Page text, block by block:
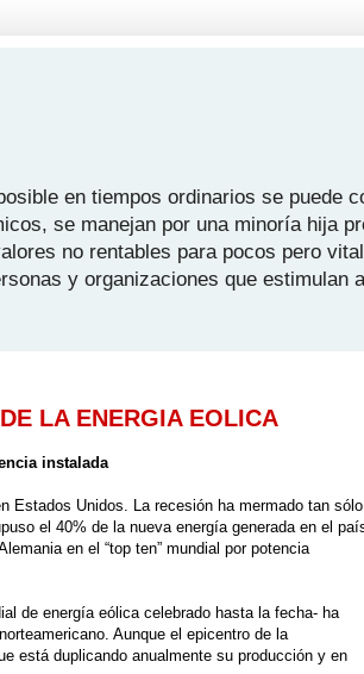
en tiempos ordinarios se puede
se manejan por una minoría hija
no rentables para pocos pero
y organizaciones que estimulan
LA ENERGIA EOLICA
instalada
Estados Unidos. La recesión ha mermado tan sólo
el 40% de la nueva energía generada en el
en el “top ten” mundial por potencia
de energía eólica celebrado hasta la fecha- ha
Aunque el epicentro de la
está duplicando anualmente su producción y en